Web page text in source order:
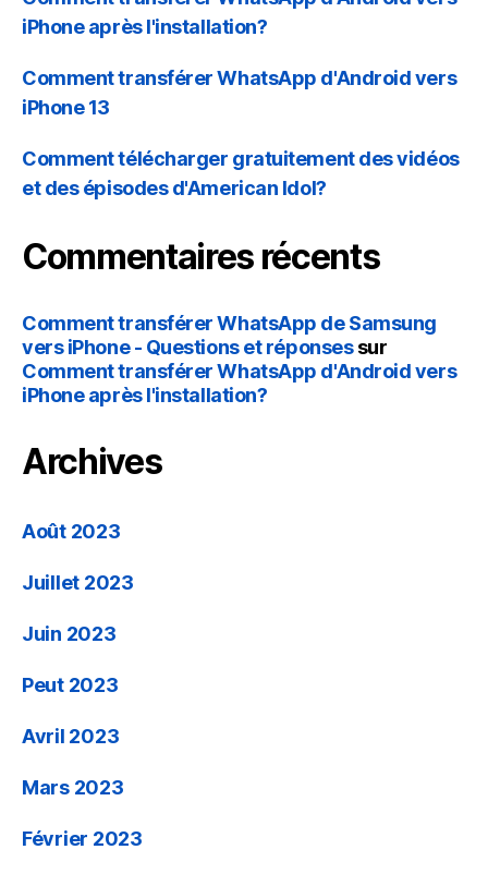
iPhone après l'installation?
Comment transférer WhatsApp d'Android vers
iPhone 13
Comment télécharger gratuitement des vidéos
et des épisodes d'American Idol?
Commentaires récents
Comment transférer WhatsApp de Samsung
vers iPhone - Questions et réponsessur
Comment transférer WhatsApp d'Android vers
iPhone après l'installation?
Archives
Août 2023
Juillet 2023
Juin 2023
Peut 2023
Avril 2023
Mars 2023
Février 2023